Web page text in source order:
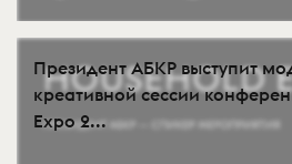
Президент АБКР выступит
креативной сессии
Expo 2...